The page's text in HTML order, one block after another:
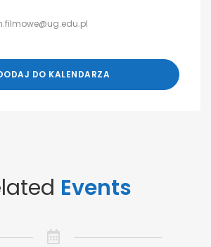
DO KALENDARZA
Events